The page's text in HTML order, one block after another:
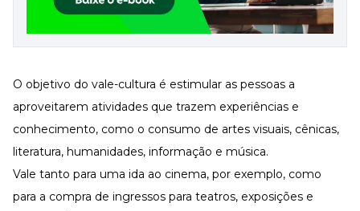
Ferramentas e Templates
Para agilizar o seu trabalho
Infográfico
Kits
Lives
Newsletters
O objetivo do vale-cultura é estimular as pessoas a
aproveitarem atividades que trazem experiências e
conhecimento, como o consumo de artes visuais, cênicas,
literatura, humanidades, informação e música.
Vale tanto para uma ida ao cinema, por exemplo, como
para a compra de ingressos para teatros, exposições e